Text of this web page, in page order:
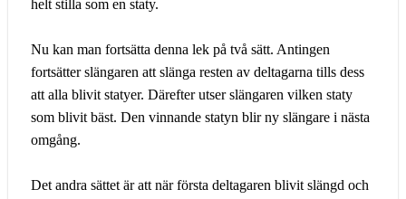
helt stilla som en staty.
Nu kan man fortsätta denna lek på två sätt. Antingen
fortsätter slängaren att slänga resten av deltagarna tills dess
att alla blivit statyer. Därefter utser slängaren vilken staty
som blivit bäst. Den vinnande statyn blir ny slängare i nästa
omgång.
Det andra sättet är att när första deltagaren blivit slängd och